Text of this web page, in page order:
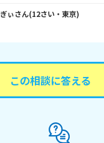
ぃさん(12さい・ 東京)
この相談に答える